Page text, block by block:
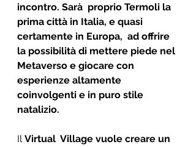
incontro. Sarà  proprio Termoli la
prima città in Italia, e quasi
certamente in Europa,  ad offrire
la possibilità di mettere piede nel
Metaverso e giocare con
esperienze altamente
coinvolgenti e in puro stile
natalizio.
Il Virtual  Village vuole creare un